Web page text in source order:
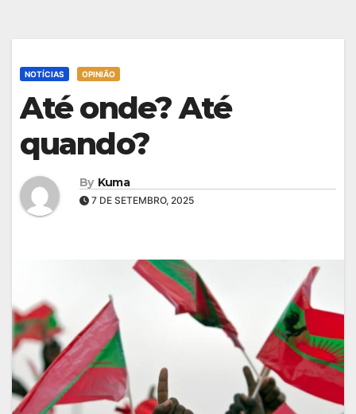
NOTÍCIAS OPINIÃO
Até onde? Até
quando?
By Kuma
7 DE SETEMBRO, 2025